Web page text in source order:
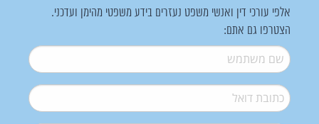
אלפי עורכי דין ואנשי משפט נעזרים בידע משפטי מהימן ועדכני.
הצטרפו גם אתם:
שם משתמש*
דואל*